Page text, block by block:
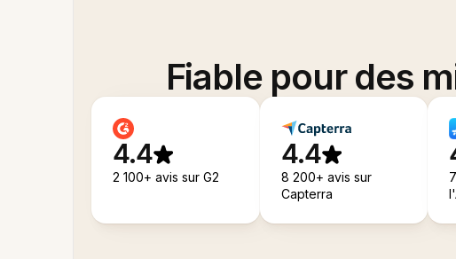
Fiable pour des
4.4
2 100+ avis sur G2
4.4
8 200+ avis sur
Capterra